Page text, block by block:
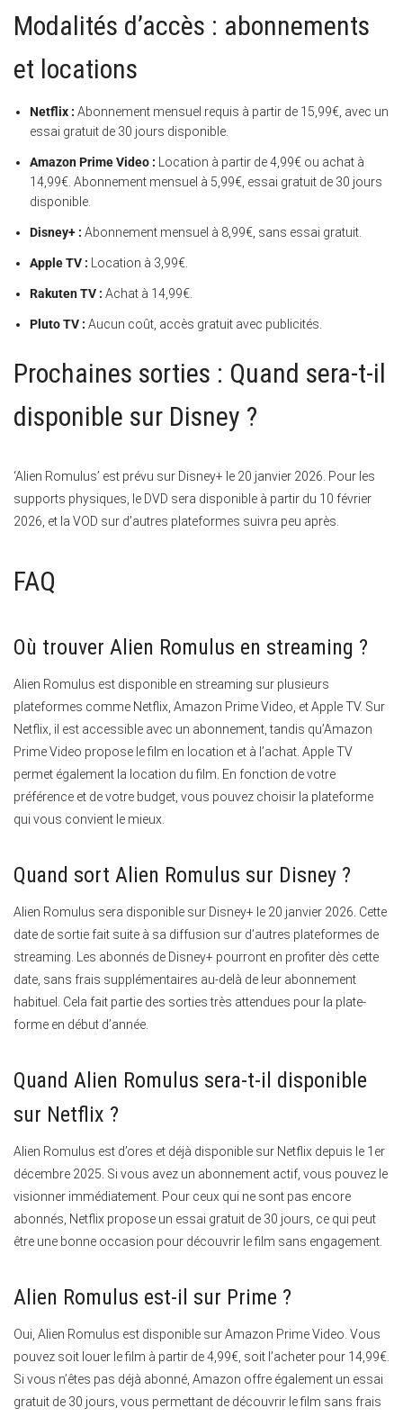
Modalités d’accès : abonnements
et locations
Netflix : Abonnement mensuel requis à partir de 15,99€, avec un
essai gratuit de 30 jours disponible.
Amazon Prime Video : Location à partir de 4,99€ ou achat à
14,99€. Abonnement mensuel à 5,99€, essai gratuit de 30 jours
disponible.
Disney+ : Abonnement mensuel à 8,99€, sans essai gratuit.
Apple TV : Location à 3,99€.
Rakuten TV : Achat à 14,99€.
Pluto TV : Aucun coût, accès gratuit avec publicités.
Prochaines sorties : Quand sera-t-il
disponible sur Disney ?
‘Alien Romulus’ est prévu sur Disney+ le 20 janvier 2026. Pour les
supports physiques, le DVD sera disponible à partir du 10 février
2026, et la VOD sur d’autres plateformes suivra peu après.
FAQ
Où trouver Alien Romulus en streaming ?
Alien Romulus est disponible en streaming sur plusieurs
plateformes comme Netflix, Amazon Prime Video, et Apple TV. Sur
Netflix, il est accessible avec un abonnement, tandis qu’Amazon
Prime Video propose le film en location et à l’achat. Apple TV
permet également la location du film. En fonction de votre
préférence et de votre budget, vous pouvez choisir la plateforme
qui vous convient le mieux.
Quand sort Alien Romulus sur Disney ?
Alien Romulus sera disponible sur Disney+ le 20 janvier 2026. Cette
date de sortie fait suite à sa diffusion sur d’autres plateformes de
streaming. Les abonnés de Disney+ pourront en profiter dès cette
date, sans frais supplémentaires au-delà de leur abonnement
habituel. Cela fait partie des sorties très attendues pour la plate-
forme en début d’année.
Quand Alien Romulus sera-t-il disponible
sur Netflix ?
Alien Romulus est d’ores et déjà disponible sur Netflix depuis le 1er
décembre 2025. Si vous avez un abonnement actif, vous pouvez le
visionner immédiatement. Pour ceux qui ne sont pas encore
abonnés, Netflix propose un essai gratuit de 30 jours, ce qui peut
être une bonne occasion pour découvrir le film sans engagement.
Alien Romulus est-il sur Prime ?
Oui, Alien Romulus est disponible sur Amazon Prime Video. Vous
pouvez soit louer le film à partir de 4,99€, soit l’acheter pour 14,99€.
Si vous n’êtes pas déjà abonné, Amazon offre également un essai
gratuit de 30 jours, vous permettant de découvrir le film sans frais